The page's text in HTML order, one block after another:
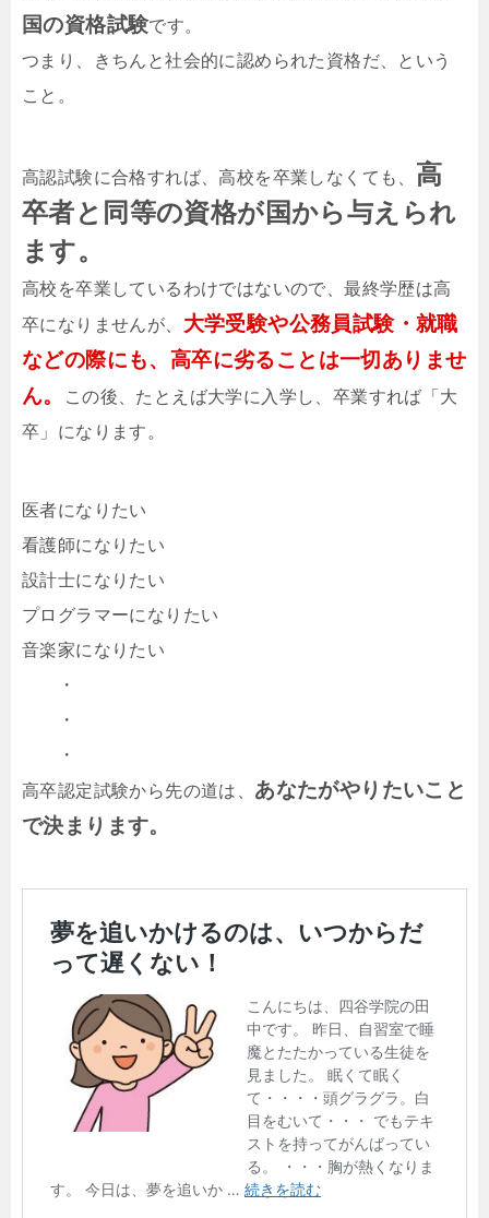
国の資格試験です。
つまり、きちんと社会的に認められた資格だ、という
こと。
高認試験に合格すれば、高校を卒業しなくても、 高
卒者と同等の資格が国から与えられ
ます。
高校を卒業しているわけではないので、最終学歴は高
卒になりませんが、 大学受験や公務員試験・就職
などの際にも、高卒に劣ることは一切ありませ
ん。
この後、たとえば大学に入学し、卒業すれば「大
卒」になります。
医者になりたい
看護師になりたい
設計士になりたい
プログラマーになりたい
音楽家になりたい
・
・
・
高卒認定試験から先の道は、 あなたがやりたいこと
で決まります。